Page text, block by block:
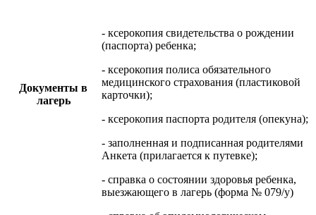
Документы в
лагерь
- ксерокопия свидетельства о рождении
(паспорта) ребенка;
- ксерокопия полиса обязательного
медицинского страхования (пластиковой
карточки);
- ксерокопия паспорта родителя (опекуна);
- заполненная и подписанная родителями
Анкета (прилагается к путевке);
- справка о состоянии здоровья ребенка,
выезжающего в лагерь (форма № 079/у)